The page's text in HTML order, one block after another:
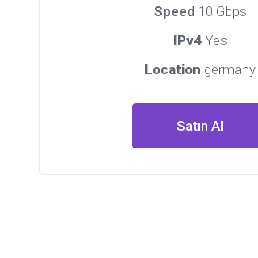
Speed 10 Gbps
IPv4 Yes
Location germany
Satın Al